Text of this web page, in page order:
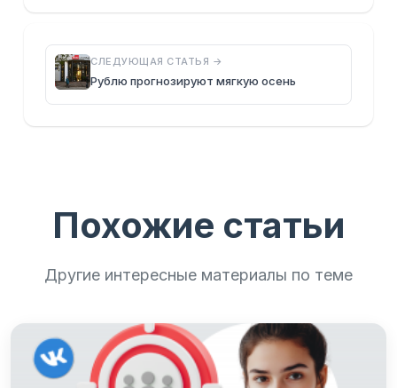
СЛЕДУЮЩАЯ СТАТЬЯ →
Рублю прогнозируют мягкую осень
Похожие статьи
Другие интересные материалы по теме